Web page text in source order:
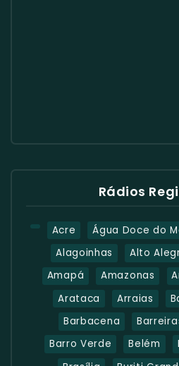
Rádios
Acre Água Doce do
Alagoinhas
Alto
Amapá
Amazonas
Arataca
Arraias
Barbacena
Barro Verde
Belém